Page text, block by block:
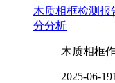
木质相框检测报
分分析
木质相框
2025-06-19